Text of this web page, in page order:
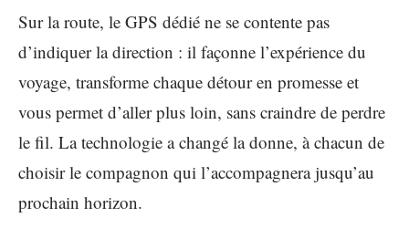
Sur la route, le GPS dédié ne se contente pas
d’indiquer la direction : il façonne l’expérience du
voyage, transforme chaque détour en promesse et
vous permet d’aller plus loin, sans craindre de perdre
le fil. La technologie a changé la donne, à chacun de
choisir le compagnon qui l’accompagnera jusqu’au
prochain horizon.